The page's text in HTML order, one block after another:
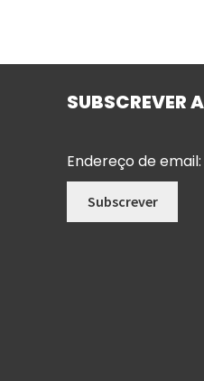
SUBSCREVER
Endereço de email: